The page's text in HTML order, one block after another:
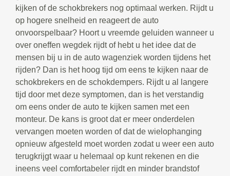
kijken of de schokbrekers nog optimaal werken. Rijdt u
op hogere snelheid en reageert de auto
onvoorspelbaar? Hoort u vreemde geluiden wanneer u
over oneffen wegdek rijdt of hebt u het idee dat de
mensen bij u in de auto wagenziek worden tijdens het
rijden? Dan is het hoog tijd om eens te kijken naar de
schokbrekers en de schokdempers. Rijdt u al langere
tijd door met deze symptomen, dan is het verstandig
om eens onder de auto te kijken samen met een
monteur. De kans is groot dat er meer onderdelen
vervangen moeten worden of dat de wielophanging
opnieuw afgesteld moet worden zodat u weer een auto
terugkrijgt waar u helemaal op kunt rekenen en die
ineens veel comfortabeler rijdt en minder brandstof